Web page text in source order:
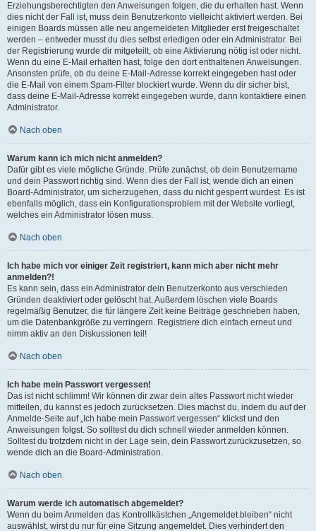
Erziehungsberechtigten den Anweisungen folgen, die du erhalten hast. Wenn
dies nicht der Fall ist, muss dein Benutzerkonto vielleicht aktiviert werden. Bei
einigen Boards müssen alle neu angemeldeten Mitglieder erst freigeschaltet
werden – entweder musst du dies selbst erledigen oder ein Administrator. Bei
der Registrierung wurde dir mitgeteilt, ob eine Aktivierung nötig ist oder nicht.
Wenn du eine E-Mail erhalten hast, folge den dort enthaltenen Anweisungen.
Ansonsten prüfe, ob du deine E-Mail-Adresse korrekt eingegeben hast oder
die E-Mail von einem Spam-Filter blockiert wurde. Wenn du dir sicher bist,
dass deine E-Mail-Adresse korrekt eingegeben wurde, dann kontaktiere einen
Administrator.
Nach oben
Warum kann ich mich nicht anmelden?
Dafür gibt es viele mögliche Gründe. Prüfe zunächst, ob dein Benutzername
und dein Passwort richtig sind. Wenn dies der Fall ist, wende dich an einen
Board-Administrator, um sicherzugehen, dass du nicht gesperrt wurdest. Es ist
ebenfalls möglich, dass ein Konfigurationsproblem mit der Website vorliegt,
welches ein Administrator lösen muss.
Nach oben
Ich habe mich vor einiger Zeit registriert, kann mich aber nicht mehr
anmelden?!
Es kann sein, dass ein Administrator dein Benutzerkonto aus verschieden
Gründen deaktiviert oder gelöscht hat. Außerdem löschen viele Boards
regelmäßig Benutzer, die für längere Zeit keine Beiträge geschrieben haben,
um die Datenbankgröße zu verringern. Registriere dich einfach erneut und
nimm aktiv an den Diskussionen teil!
Nach oben
Ich habe mein Passwort vergessen!
Das ist nicht schlimm! Wir können dir zwar dein altes Passwort nicht wieder
mitteilen, du kannst es jedoch zurücksetzen. Dies machst du, indem du auf der
Anmelde-Seite auf „Ich habe mein Passwort vergessen“ klickst und den
Anweisungen folgst. So solltest du dich schnell wieder anmelden können.
Solltest du trotzdem nicht in der Lage sein, dein Passwort zurückzusetzen, so
wende dich an die Board-Administration.
Nach oben
Warum werde ich automatisch abgemeldet?
Wenn du beim Anmelden das Kontrollkästchen „Angemeldet bleiben“ nicht
auswählst, wirst du nur für eine Sitzung angemeldet. Dies verhindert den